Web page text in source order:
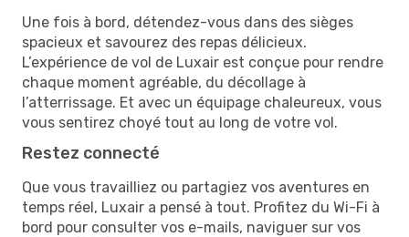
Une fois à bord, détendez-vous dans des sièges
spacieux et savourez des repas délicieux.
L’expérience de vol de Luxair est conçue pour rendre
chaque moment agréable, du décollage à
l’atterrissage. Et avec un équipage chaleureux, vous
vous sentirez choyé tout au long de votre vol.
Restez connecté
Que vous travailliez ou partagiez vos aventures en
temps réel, Luxair a pensé à tout. Profitez du Wi-Fi à
bord pour consulter vos e-mails, naviguer sur vos